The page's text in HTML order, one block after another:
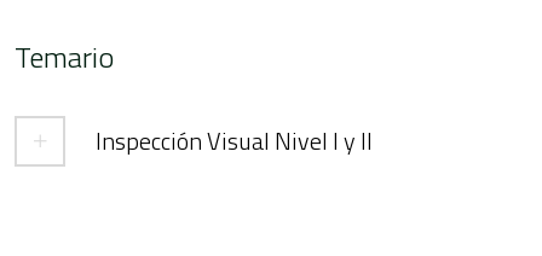
Temario
Inspección Visual Nivel I y II